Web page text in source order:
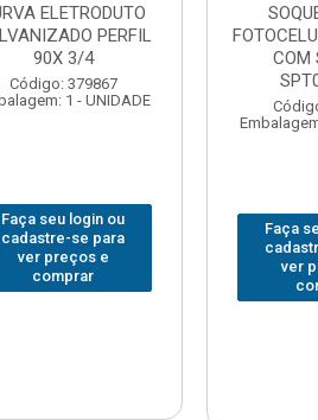
SOQUETE COM
EXATRON
COM SENSOR
SPT0E27XC
Código: 379788
Faça seu login ou
cadastre-se para
ver preços e
comprar
ZINCADA
NC
Faça
ver